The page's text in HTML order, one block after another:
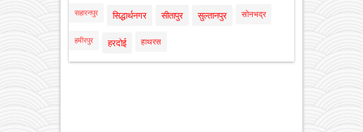
सहारनपुर सिद्धार्थनगर सीतापुर सुल्तानपुर सोनभद्र
हमीरपुर हरदोई हाथरस